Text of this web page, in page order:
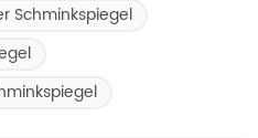
Schminkspiegel